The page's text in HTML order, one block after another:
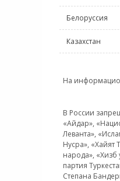
Белоруссия
Казахстан
На
В России
«Айдар»,
Леванта»,
Нусра»,
народа», «Хизб
партия
Степана